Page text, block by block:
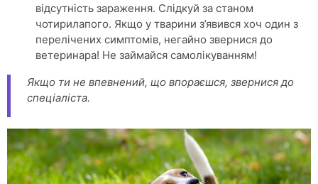
відсутність зараження. Слідкуй за станом
чотирилапого. Якщо у тварини з’явився хоч один з
перелічених симптомів, негайно звернися до
ветеринара! Не займайся самолікуванням!
Якщо ти не впевнений, що впораєшся, звернися до
спеціаліста.